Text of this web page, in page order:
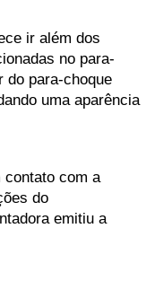
ir além dos
no para-
do para-choque
uma aparência
contato com a
do
emitiu a